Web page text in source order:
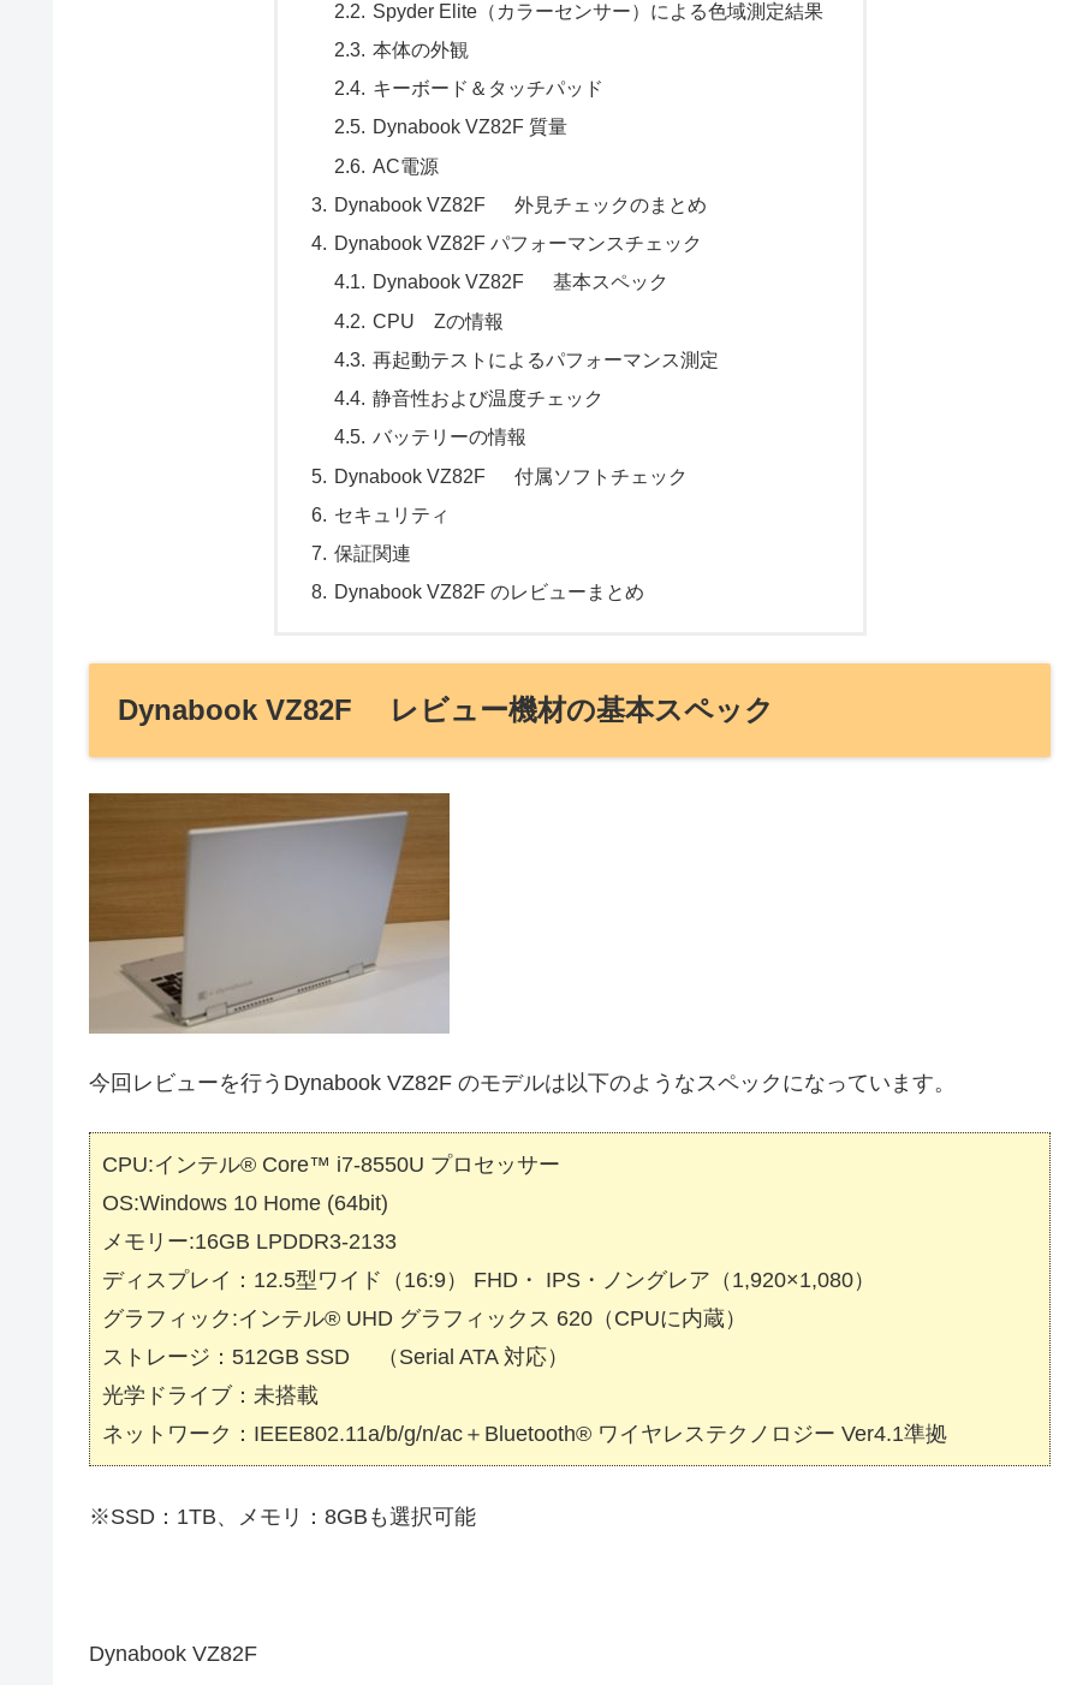
Spyder Elite（カラーセンサー）による色域測定結果
本体の外観
キーボード＆タッチパッド
Dynabook VZ82F 質量
AC電源
Dynabook VZ82F 外見チェックのまとめ
Dynabook VZ82F パフォーマンスチェック
Dynabook VZ82F 基本スペック
CPU Zの情報
再起動テストによるパフォーマンス測定
静音性および温度チェック
バッテリーの情報
Dynabook VZ82F 付属ソフトチェック
セキュリティ
保証関連
Dynabook VZ82F のレビューまとめ
Dynabook VZ82F レビュー機材の基本スペック
今回レビューを行うDynabook VZ82F のモデルは以下のようなスペックになっています。
CPU:インテル® Core™ i7-8550U プロセッサー
OS:Windows 10 Home (64bit)
メモリー:16GB LPDDR3-2133
ディスプレイ：12.5型ワイド（16:9） FHD・ IPS・ノングレア（1,920×1,080）
グラフィック:インテル® UHD グラフィックス 620（CPUに内蔵）
ストレージ：512GB SSD （Serial ATA 対応）
光学ドライブ：未搭載
ネットワーク：IEEE802.11a/b/g/n/ac＋Bluetooth® ワイヤレステクノロジー Ver4.1準拠
※SSD：1TB、メモリ：8GBも選択可能
Dynabook VZ82F